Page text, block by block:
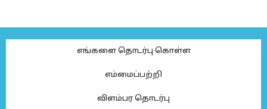
எங்களை தொடர்பு கொள்ள
எம்மைப்பற்றி
விளம்பர தொடர்பு